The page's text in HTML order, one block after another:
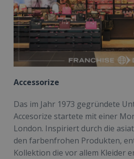
Accessorize
Das im Jahr 1973 gegründete
Accesorize startete mit einer
London. Inspiriert durch die
den farbenfrohen Produkten,
Kollektion die vor allem Kleider